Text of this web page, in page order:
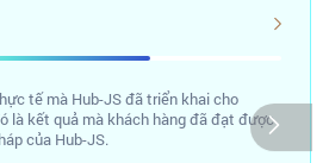
tế mà Hub-JS đã triển khai cho
là kết quả mà khách hàng đã đạt được
của Hub-JS.